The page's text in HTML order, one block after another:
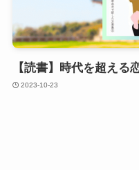
【読書】時代を超える
2023-10-23